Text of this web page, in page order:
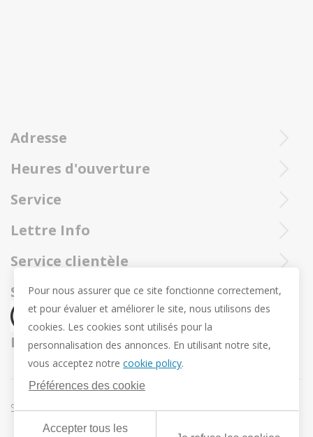
Adresse
Ieperstraat 3
057 33 34 61
info@juwelennevejan.be
Heures d'ouverture
Mar - sam : 10h- 12h et 13u30 - 18u
Service
Contactez notre service client Trollbeadsonline au
+32 057 33 34 61
ou contactez-nous parcourrier.
Lettre Info
Voulez-vous être tenu au courant de nos nouveaux
Service clientèle
Sur nous
Révocation
Retour et échange
Vie privée
Conditions Générales
Conditions offre Pendentif de Pâques Trollbeads
Social media
Nous expédions par
Sitemap Préférences des cookie
Pour nous assurer que ce site fonctionne correctement,
et pour évaluer et améliorer le site, nous utilisons des
cookies. Les cookies sont utilisés pour la
personnalisation des annonces. En utilisant notre site,
vous acceptez notre cookie policy.
Préférences des cookie
Accepter tous les